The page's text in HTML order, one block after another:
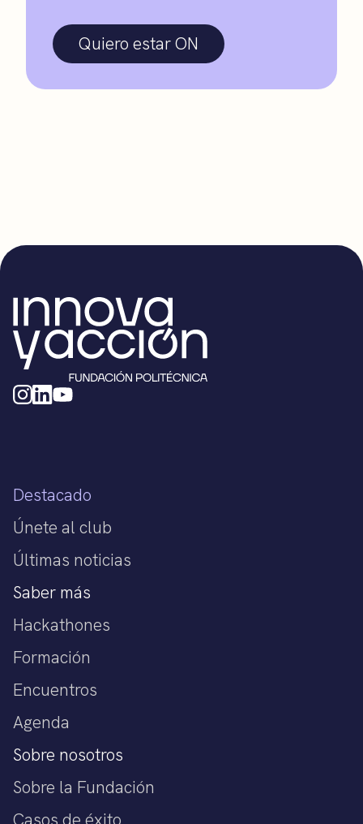
Quiero estar ON
Destacado
Únete al club
Últimas noticias
Saber más
Hackathones
Formación
Encuentros
Agenda
Sobre nosotros
Sobre la Fundación